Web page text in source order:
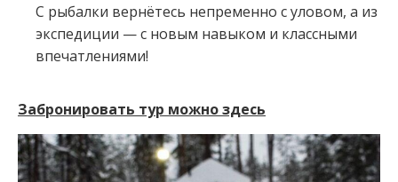
С рыбалки вернётесь непременно с уловом, а из
экспедиции — с новым навыком и классными
впечатлениями!⁣⁣⁣⁣
Забронировать тур можно здесь